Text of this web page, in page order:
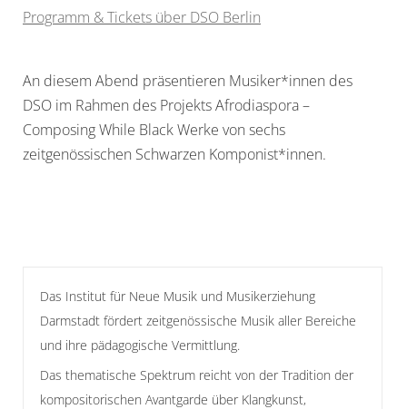
Programm & Tickets über DSO Berlin
An diesem Abend präsentieren Musiker*innen des
DSO im Rahmen des Projekts Afrodiaspora –
Composing While Black Werke von sechs
zeitgenössischen Schwarzen Komponist*innen.
Das Institut für Neue Musik und Musikerziehung
Darmstadt fördert zeitgenössische Musik aller Bereiche
und ihre pädagogische Vermittlung.
Das thematische Spektrum reicht von der Tradition der
kompositorischen Avantgarde über Klangkunst,